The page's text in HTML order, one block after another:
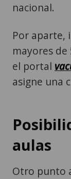
nacional.
Por aparte,
mayores
el portal
asigne una
aulas
Otro punto